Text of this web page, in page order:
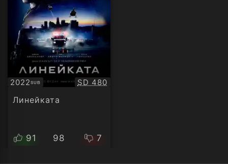
2022SUB
Субтитри Качество:
SD 480
Линейката
91 98 7